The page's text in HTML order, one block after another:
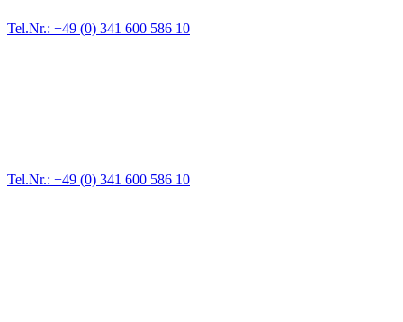
Tel.Nr.: +49 (0) 341 600 586 10
Tel.Nr.: +49 (0) 341 600 586 10